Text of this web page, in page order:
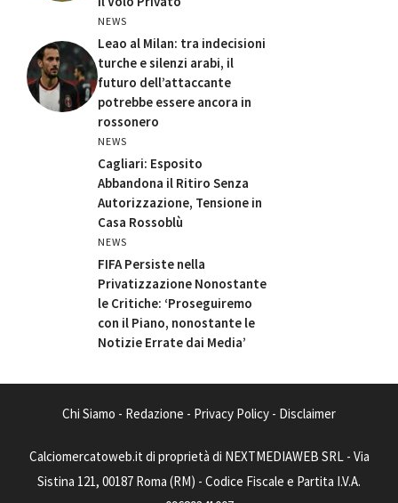
NEWS
Leao al Milan: tra indecisioni
turche e silenzi arabi, il
futuro dell’attaccante
potrebbe essere ancora in
rossonero
NEWS
Cagliari: Esposito
Abbandona il Ritiro Senza
Autorizzazione, Tensione in
Casa Rossoblù
NEWS
FIFA Persiste nella
Privatizzazione Nonostante
le Critiche: ‘Proseguiremo
con il Piano, nonostante le
Notizie Errate dai Media’
Chi Siamo - Redazione - Privacy Policy - Disclaimer
Calciomercatoweb.it di proprietà di NEXTMEDIAWEB SRL - Via
Sistina 121, 00187 Roma (RM) - Codice Fiscale e Partita I.V.A.